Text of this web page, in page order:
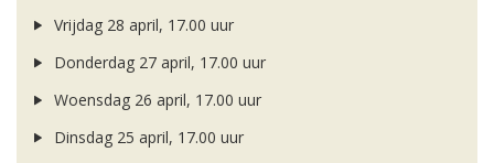
Vrijdag 28 april, 17.00 uur
Donderdag 27 april, 17.00 uur
Woensdag 26 april, 17.00 uur
Dinsdag 25 april, 17.00 uur